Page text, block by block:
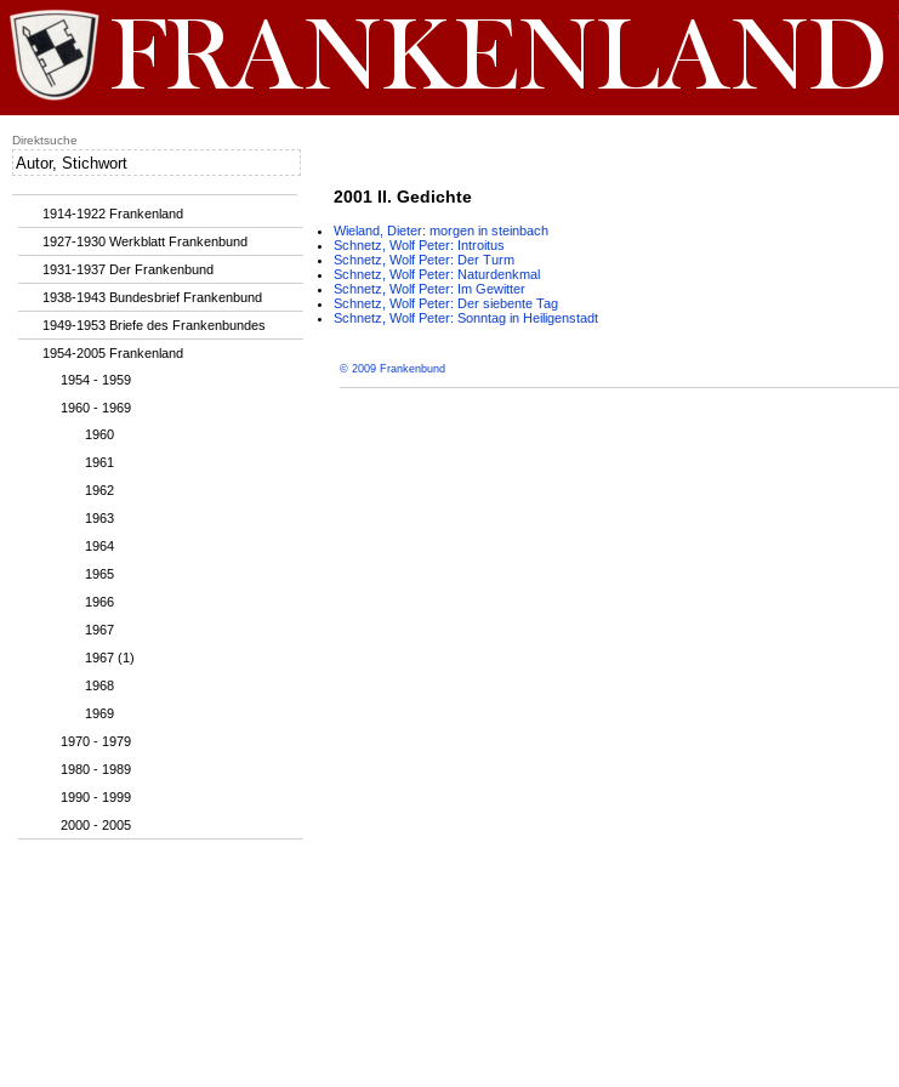
2001 II. Gedichte
Wieland, Dieter: morgen in steinbach
Schnetz, Wolf Peter: Introitus
Schnetz, Wolf Peter: Der Turm
Schnetz, Wolf Peter: Naturdenkmal
Schnetz, Wolf Peter: Im Gewitter
Schnetz, Wolf Peter: Der siebente Tag
Schnetz, Wolf Peter: Sonntag in Heiligenstadt
© 2009 Frankenbund
1914-1922 Frankenland
1927-1930 Werkblatt Frankenbund
1931-1937 Der Frankenbund
1938-1943 Bundesbrief Frankenbund
1949-1953 Briefe des Frankenbundes
1954-2005 Frankenland
1954 - 1959
1960 - 1969
1960
1961
1962
1963
1964
1965
1966
1967
1967 (1)
1968
1969
1970 - 1979
1980 - 1989
1990 - 1999
2000 - 2005
Direktsuche